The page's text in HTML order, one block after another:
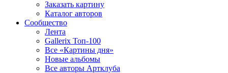
Заказать картину
Каталог авторов
Сообщество
Лента
Gallerix Топ-100
Все «Картины дня»
Новые альбомы
Все авторы Артклуба